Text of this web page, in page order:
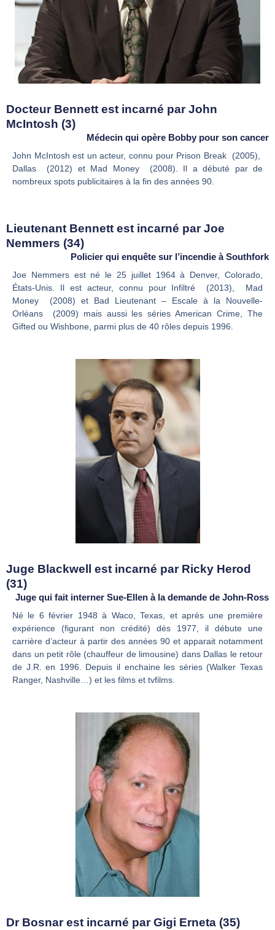
Docteur Bennett est incarné par John
McIntosh (3)
Médecin qui opère Bobby pour son cancer
John McIntosh est un acteur, connu pour Prison Break (2005),
Dallas (2012) et Mad Money (2008). Il a débuté par de
nombreux spots publicitaires à la fin des années 90.
Lieutenant Bennett est incarné par Joe
Nemmers (34)
Policier qui enquête sur l’incendie à Southfork
Joe Nemmers est né le 25 juillet 1964 à Denver, Colorado,
États-Unis. Il est acteur, connu pour Infiltré (2013), Mad
Money (2008) et Bad Lieutenant – Escale à la Nouvelle-
Orléans (2009) mais aussi les séries American Crime, The
Gifted ou Wishbone, parmi plus de 40 rôles depuis 1996.
Juge Blackwell est incarné par Ricky Herod
(31)
Juge qui fait interner Sue-Ellen à la demande de John-Ross
Né le 6 février 1948 à Waco, Texas, et après une première
expérience (figurant non crédité) dès 1977, il débute une
carrière d’acteur à partir des années 90 et apparait notamment
dans un petit rôle (chauffeur de limousine) dans Dallas le retour
de J.R. en 1996. Depuis il enchaine les séries (Walker Texas
Ranger, Nashville…) et les films et tvfilms.
Dr Bosnar est incarné par Gigi Erneta (35)